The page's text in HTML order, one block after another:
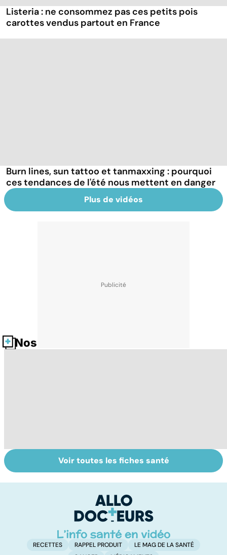
Listeria : ne consommez pas ces petits pois
carottes vendus partout en France
Burn lines, sun tattoo et tanmaxxing : pourquoi
ces tendances de l'été nous mettent en danger
Plus de vidéos
Nos fiches santé
Tout savoir sur
les infections
Inflammation des
amygdales : que
d'angine ?
Voir toutes les fiches santé
RECETTES RAPPEL PRODUIT
LE MAG DE LA SANTÉ